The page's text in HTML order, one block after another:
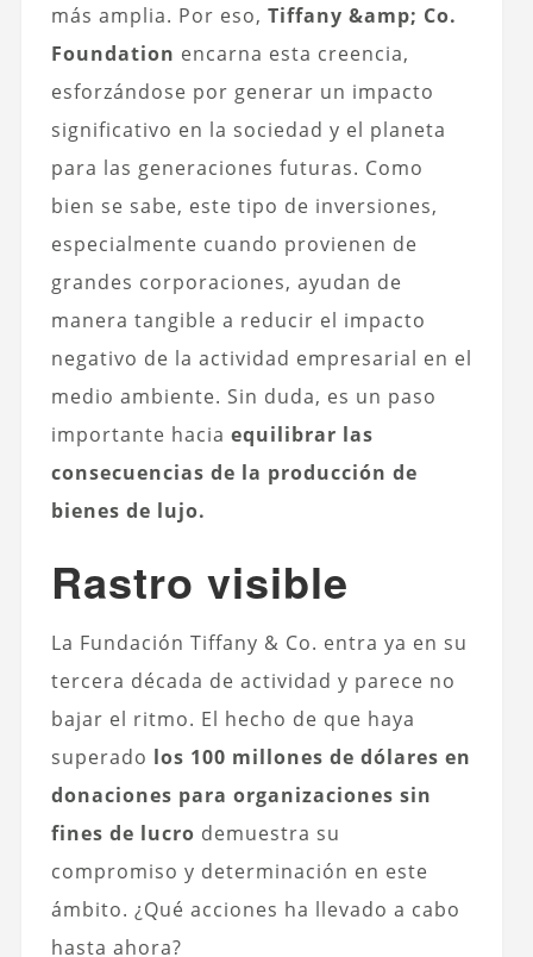
más amplia. Por eso, Tiffany &amp; Co.
Foundation encarna esta creencia,
esforzándose por generar un impacto
significativo en la sociedad y el planeta
para las generaciones futuras. Como
bien se sabe, este tipo de inversiones,
especialmente cuando provienen de
grandes corporaciones, ayudan de
manera tangible a reducir el impacto
negativo de la actividad empresarial en el
medio ambiente. Sin duda, es un paso
importante hacia equilibrar las
consecuencias de la producción de
bienes de lujo.
Rastro visible
La Fundación Tiffany & Co. entra ya en su
tercera década de actividad y parece no
bajar el ritmo. El hecho de que haya
superado los 100 millones de dólares en
donaciones para organizaciones sin
fines de lucro demuestra su
compromiso y determinación en este
ámbito. ¿Qué acciones ha llevado a cabo
hasta ahora?